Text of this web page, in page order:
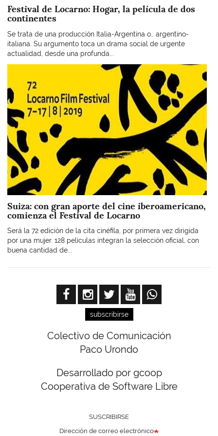
Festival de Locarno: Hogar, la película de dos
continentes
Se trata de una producción Italia-Argentina o… argentino-
italiana. Su argumento toca un drama social de urgente
actualidad, desde una profunda...
Suiza: con gran aporte del cine iberoamericano,
comienza el Festival de Locarno
Será la 72 edición de la cita cinéfila, por primera vez dirigida
por una mujer. 128 películas integran la selección oficial, con
buena cantidad de...
subscribirse
Colectivo de Comunicación
Paco Urondo
Desarrollado por gcoop
Cooperativa de Software Libre
SUSCRIBIRSE
Dirección de correo electrónico